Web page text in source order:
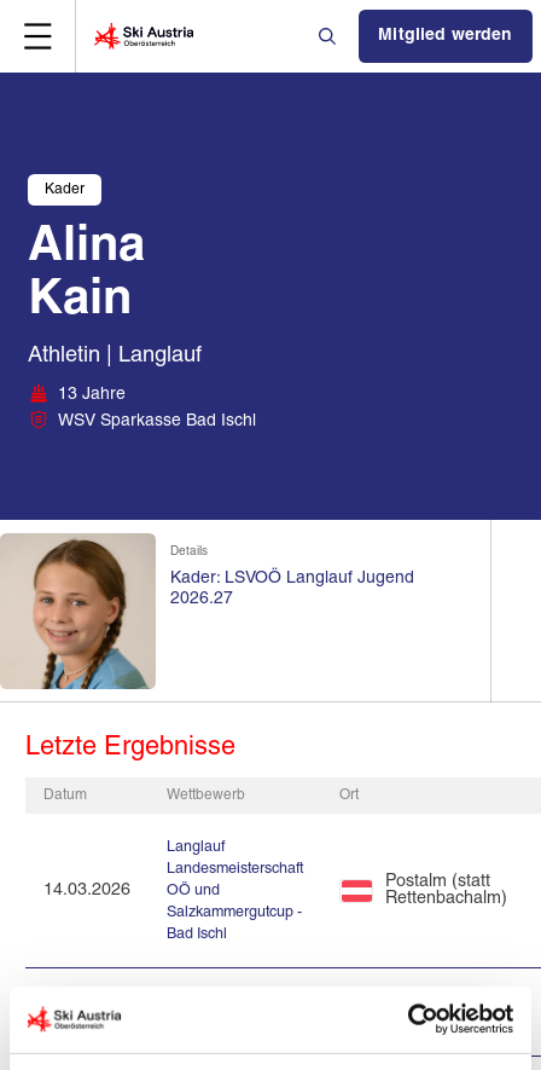
Mitglied werden
Kader
Alina
Kain
Athletin | Langlauf
13 Jahre
WSV Sparkasse Bad Ischl
Details
Kader: LSVOÖ Langlauf Jugend
2026.27
Letzte Ergebnisse
Datum Wettbewerb Ort
14.03.2026
Langlauf
Landesmeisterschaft
OÖ und
Salzkammergutcup -
Bad Ischl
Postalm (statt
Rettenbachalm)
28.02.2026 Postalm